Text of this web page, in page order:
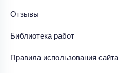
Отзывы
Библиотека работ
Правила использования сайта